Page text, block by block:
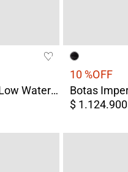
Tenis On Mujer Cloudrock Low Waterproof Blanco
10 %OFF
$ 1.124.900